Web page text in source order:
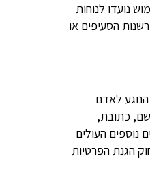
נועדו לנוחות
הסעיפים או
הנוגע לאדם
שם, כתובת,
נוספים העולים
הגנת הפרטיות